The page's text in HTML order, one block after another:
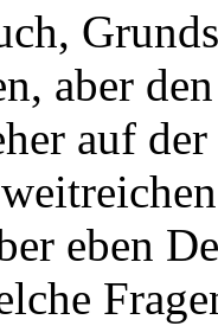
aber
auf
eben